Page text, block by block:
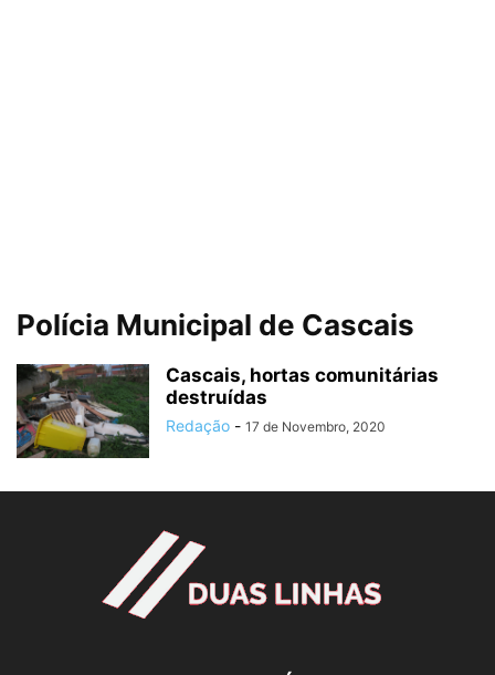
Polícia Municipal de Cascais
Cascais, hortas comunitárias
destruídas
Redação - 17 de Novembro, 2020